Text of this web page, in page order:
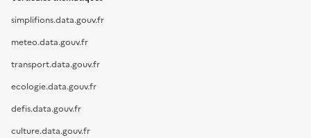
simplifions.data.gouv.fr
meteo.data.gouv.fr
transport.data.gouv.fr
ecologie.data.gouv.fr
defis.data.gouv.fr
culture.data.gouv.fr